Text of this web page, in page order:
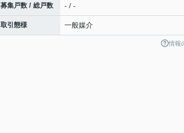
募集戸数 / 総戸数 - / -
取引態様 一般媒介
情報